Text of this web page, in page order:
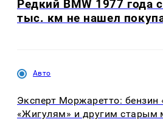
Редкий BMW 1977 года
тыс. км не нашел
Авто
Эксперт Моржаретто: бензин
«Жигулям» и другим старым